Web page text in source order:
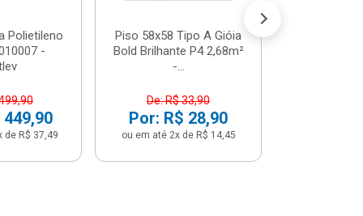
Polietileno
-
de R$ 37,49
Piso 58x58 Tipo A Gióia
Bold Brilhante P4 2,68m²
-...
De: R$ 33,90
Por: R$ 28,90
ou em até 2x de R$ 14,45